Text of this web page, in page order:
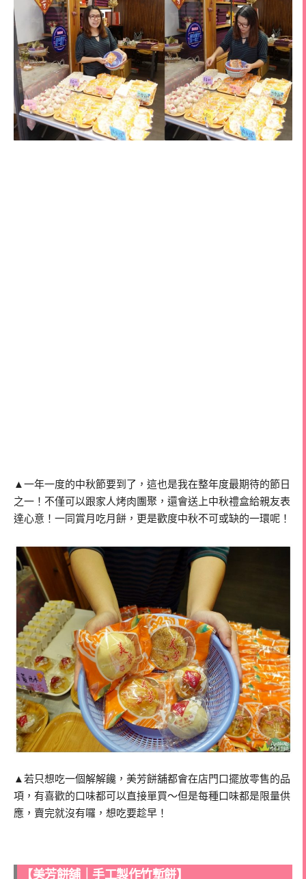
▲一年一度的中秋節要到了，這也是我在整年度最期待的節日
之一！不僅可以跟家人烤肉團聚，還會送上中秋禮盒給親友表
達心意！一同賞月吃月餅，更是歡度中秋不可或缺的一環呢！
▲若只想吃一個解解饞，美芳餅舖都會在店門口擺放零售的品
項，有喜歡的口味都可以直接單買～但是每種口味都是限量供
應，賣完就沒有囉，想吃要趁早！
【美芳餅舖｜手工製作竹塹餅】